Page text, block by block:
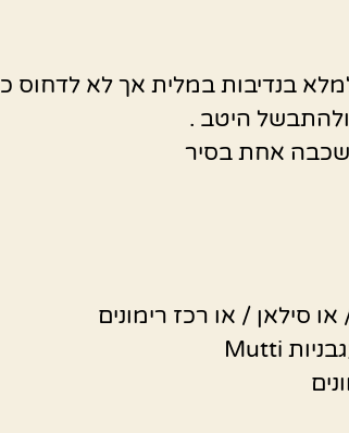
בנדיבות במלית אך לא לדחוס
היטב .
אחת בסיר